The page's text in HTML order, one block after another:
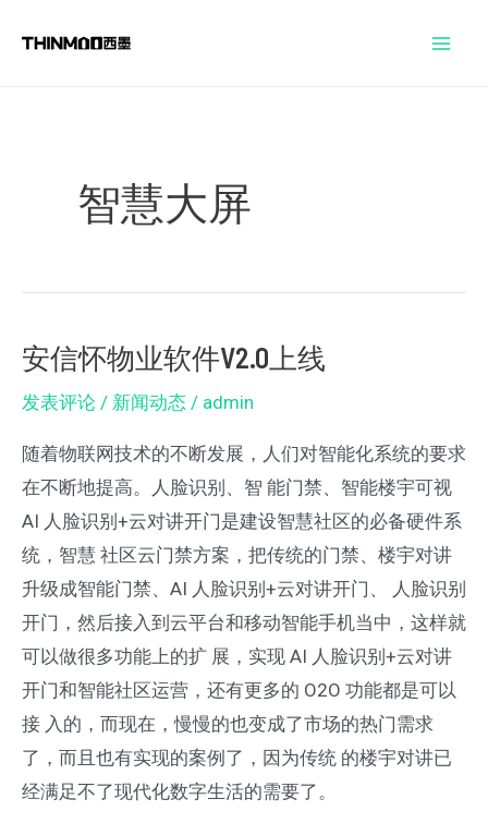
智慧大屏
安信怀物业软件V2.0上线
发表评论 / 新闻动态 / admin
随着物联网技术的不断发展，人们对智能化系统的要求
在不断地提高。人脸识别、智 能门禁、智能楼宇可视
AI 人脸识别+云对讲开门是建设智慧社区的必备硬件系
统，智慧 社区云门禁方案，把传统的门禁、楼宇对讲
升级成智能门禁、AI 人脸识别+云对讲开门、 人脸识别
开门，然后接入到云平台和移动智能手机当中，这样就
可以做很多功能上的扩 展，实现 AI 人脸识别+云对讲
开门和智能社区运营，还有更多的 O2O 功能都是可以
接 入的，而现在，慢慢的也变成了市场的热门需求
了，而且也有实现的案例了，因为传统 的楼宇对讲已
经满足不了现代化数字生活的需要了。
安
信
物
业
软
件
V2.0
上
线